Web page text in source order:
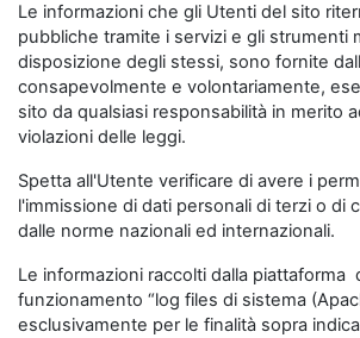
Le informazioni che gli Utenti del sito
pubbliche tramite i servizi e gli strumenti
disposizione degli stessi, sono fornite
consapevolmente e volontariamente,
sito da qualsiasi responsabilità in merito
violazioni delle leggi.
Spetta all'Utente verificare di avere i
l'immissione di dati personali di terzi o di
dalle norme nazionali ed internazionali.
Le informazioni raccolti dalla piattaforma
funzionamento “log files di sistema
esclusivamente per le finalità sopra